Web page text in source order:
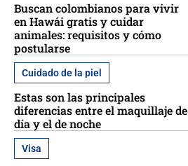
Buscan colombianos para vivir
en Hawái gratis y cuidar
animales: requisitos y cómo
postularse
Cuidado de la piel
Estas son las principales
diferencias entre el maquillaje de
día y el de noche
Visa